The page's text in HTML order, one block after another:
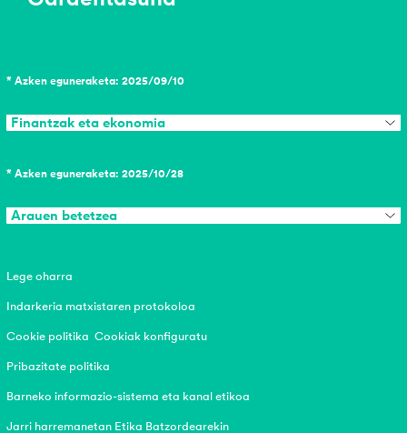
* Azken eguneraketa: 2025/09/10
Finantzak eta ekonomia
* Azken eguneraketa: 2025/10/28
Arauen betetzea
Lege oharra
Indarkeria matxistaren protokoloa
Cookie politika Cookiak konfiguratu
Pribazitate politika
Barneko informazio-sistema eta kanal etikoa
Jarri harremanetan Etika Batzordearekin